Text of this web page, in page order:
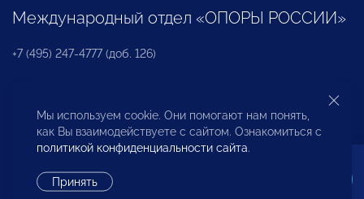
Международный отдел «ОПОРЫ РОССИИ»
+7 (495) 247-4777 (доб. 126)
Бюро по защите прав предпринимателей и
инвесторов
Мы используем cookie. Они помогают нам понять,
как Вы взаимодействуете с сайтом. Ознакомиться с
политикой конфиденциальности сайта.
Принять